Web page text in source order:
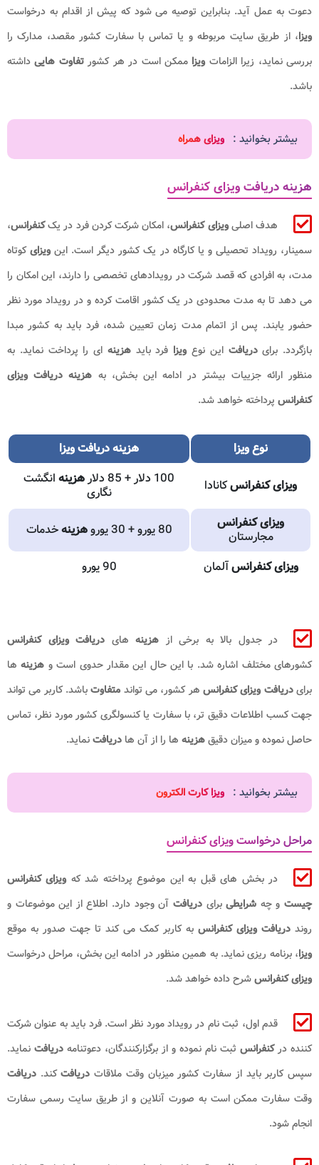
دعوت به عمل آید. بنابراین توصیه می شود که پیش از اقدام به درخواست
ویزا، از طریق سایت مربوطه و یا تماس با سفارت کشور مقصد، مدارک را
بررسی نماید، زیرا الزامات ویزاممکن است در هر کشورتفاوت هایی داشته
باشد.
بیشتر بخوانید : ویزای همراه
هزینه دریافت ویزای کنفرانس
هدف اصلیویزای کنفرانس، امکان شرکت کردن فرد در یککنفرانس،
سمینار، رویداد تحصیلی و یا کارگاه در یک کشور دیگر است. این ویزایکوتاه
مدت، به افرادی که قصد شرکت در رویدادهای تخصصی را دارند، این امکان را
می دهد تا به مدت محدودی در یک کشور اقامت کرده و در رویداد مورد نظر
حضور یابند. پس از اتمام مدت زمان تعیین شده، فرد باید به کشور مبدا
بازگردد. برایدریافتاین نوع ویزا فرد بایدهزینه ای را پرداخت نماید. به
منظور ارائه جزییات بیشتر در ادامه این بخش، به هزینه دریافت ویزای
کنفرانس پرداخته خواهد شد.
نوعویزا هزینهدریافت ویزا
ویزای کنفرانسکانادا 100 دلار + 85 دلار هزینه انگشت
نگاری
ویزای کنفرانس
مجارستان
80 یورو + 30 یورو هزینهخدمات
ویزای کنفرانسآلمان 90 یورو
در جدول بالا به برخی از هزینه های دریافت ویزای کنفرانس
کشورهای مختلف اشاره شد. با این حال این مقدار حدوی است و هزینهها
برایدریافت ویزای کنفرانس هر کشور، می تواند متفاوتباشد. کاربر می تواند
جهت کسب اطلاعات دقیق تر، با سفارت یا کنسولگری کشور مورد نظر، تماس
حاصل نموده و میزان دقیقهزینه ها را از آن ها دریافتنماید.
بیشتر بخوانید : ویزا کارت الکترون
مراحل درخواست ویزای کنفرانس
در بخش های قبل به این موضوع پرداخته شد که ویزای کنفرانس
چیستو چه شرایطیبرایدریافت آن وجود دارد. اطلاع از این موضوعات و
روند دریافت ویزای کنفرانس به کاربر کمک می کند تا جهت صدور به موقع
ویزا، برنامه ریزی نماید. به همین منظور در ادامه این بخش، مراحل درخواست
ویزای کنفرانسشرح داده خواهد شد.
قدم اول، ثبت نام در رویداد مورد نظر است. فرد باید به عنوان شرکت
کننده درکنفرانس ثبت نام نموده و از برگزارکنندگان، دعوتنامه دریافت نماید.
سپس کاربر باید از سفارت کشور میزبان وقت ملاقات دریافتکند. دریافت
وقت سفارت ممکن است به صورت آنلاین و از طریق سایت رسمی سفارت
انجام شود.